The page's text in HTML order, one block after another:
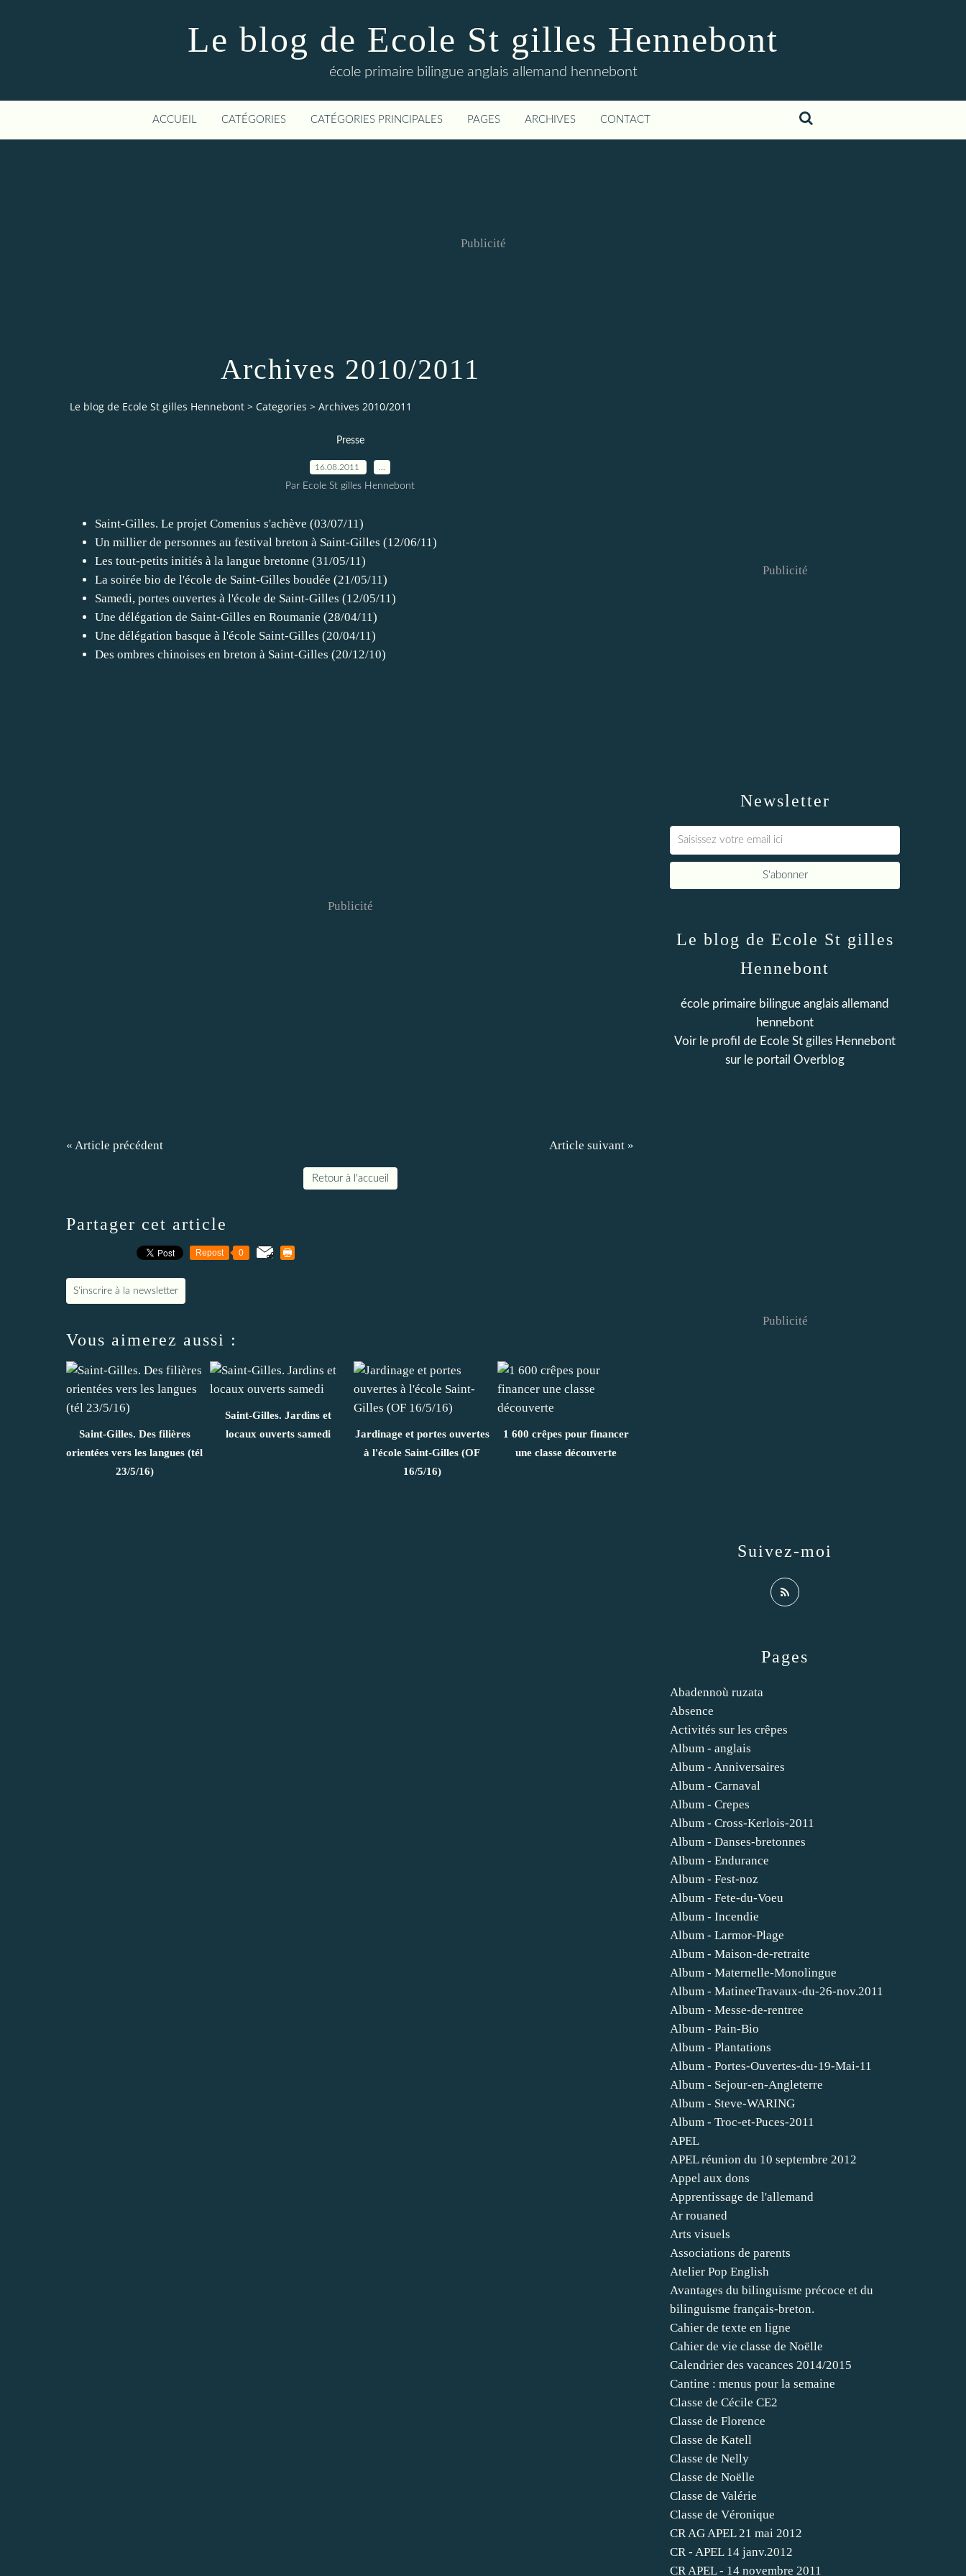
Le blog de Ecole St gilles Hennebont
école primaire bilingue anglais allemand hennebont
ACCUEIL CATÉGORIES CATÉGORIES PRINCIPALES PAGES ARCHIVES CONTACT
Publicité
Archives 2010/2011
Le blog de Ecole St gilles Hennebont > Categories > Archives 2010/2011
Presse
16.08.2011
Par Ecole St gilles Hennebont
Saint-Gilles. Le projet Comenius s'achève (03/07/11)
Un millier de personnes au festival breton à Saint-Gilles (12/06/11)
Les tout-petits initiés à la langue bretonne (31/05/11)
La soirée bio de l'école de Saint-Gilles boudée (21/05/11)
Samedi, portes ouvertes à l'école de Saint-Gilles (12/05/11)
Une délégation de Saint-Gilles en Roumanie (28/04/11)
Une délégation basque à l'école Saint-Gilles (20/04/11)
Des ombres chinoises en breton à Saint-Gilles (20/12/10)
Publicité
« Article précédent Article suivant »
Retour à l'accueil
Partager cet article
Repost 0
S'inscrire à la newsletter
Vous aimerez aussi :
Saint-Gilles. Des filières
orientées vers les langues (tél
23/5/16)
Saint-Gilles. Jardins et
locaux ouverts samedi
Jardinage et portes ouvertes
à l'école Saint-Gilles (OF
16/5/16)
1 600 crêpes pour financer
une classe découverte
Newsletter
Publicité
Pages
Abadennoù ruzata
Absence
Activités sur les crêpes
Album - anglais
Album - Anniversaires
Album - Carnaval
Album - Crepes
Album - Cross-Kerlois-2011
Album - Danses-bretonnes
Album - Endurance
Album - Fest-noz
Album - Fete-du-Voeu
Album - Incendie
Album - Larmor-Plage
Album - Maison-de-retraite
Album - Maternelle-Monolingue
Album - MatineeTravaux-du-26-nov.2011
Album - Messe-de-rentree
Album - Pain-Bio
Album - Plantations
Album - Portes-Ouvertes-du-19-Mai-11
Album - Sejour-en-Angleterre
Album - Steve-WARING
Album - Troc-et-Puces-2011
APEL
APEL réunion du 10 septembre 2012
Appel aux dons
Apprentissage de l'allemand
Ar rouaned
Arts visuels
Associations de parents
Atelier Pop English
Avantages du bilinguisme précoce et du
bilinguisme français-breton.
Cahier de texte en ligne
Cahier de vie classe de Noëlle
Calendrier des vacances 2014/2015
Cantine : menus pour la semaine
Classe de Cécile CE2
Classe de Florence
Classe de Katell
Classe de Nelly
Classe de Noëlle
Classe de Valérie
Classe de Véronique
CR AG APEL 21 mai 2012
CR - APEL 14 janv.2012
CR APEL - 14 novembre 2011
Le blog de Ecole St gilles
Hennebont
école primaire bilingue anglais allemand
hennebont
Voir le profil de Ecole St gilles Hennebont
sur le portail Overblog
Suivez-moi
Publicité